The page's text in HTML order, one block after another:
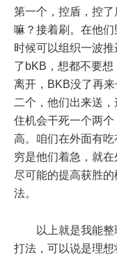
第一个，控盾，控
嘛？接着刷。在他
时候可以组织一波
了bKB，想都不要
离开，BKB没了再
二个，他们出来送
住机会干死一个两
高。咱们在外面有
穷是他们着急，就在
尽可能的提高获胜
法。
以上就是我能
打法，可以说是理